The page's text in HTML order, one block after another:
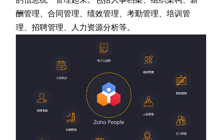
酬管理、合同管理、绩效管理、考勤管理、培训管
理、招聘管理、人力资源分析等。